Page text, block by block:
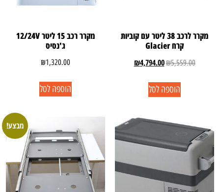
מקרר לרכב 38 ליטר עם קוביות
קרח Glacier
₪5,559.00
₪4,794.00
הוספה לסל
מקרר רכב 15 ליטר 12/24V
ג'נסיס
₪1,320.00
הוספה לסל
מבצע!